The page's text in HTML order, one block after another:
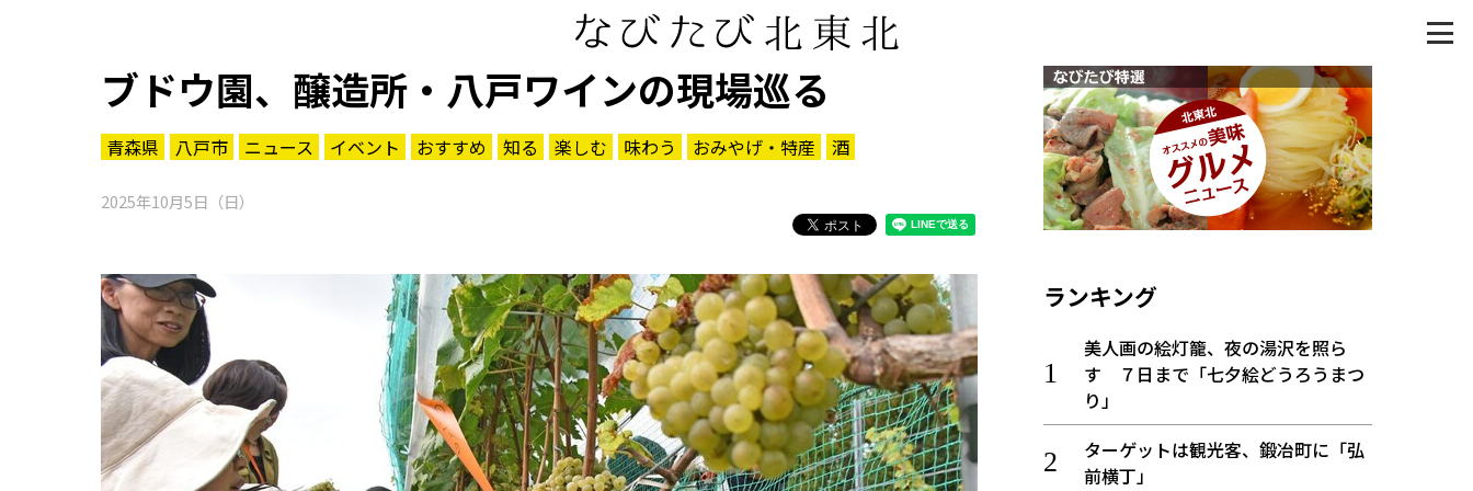
ブドウ園、醸造所・八戸ワインの現場巡る
青森県 八戸市 ニュース イベント おすすめ 知る 楽しむ 味わう おみやげ・特産 酒
2025年10月5日（日）
ランキング
美人画の絵灯籠、夜の湯沢を照ら
す ７日まで「七夕絵どうろうまつ
り」
ターゲットは観光客、鍛冶町に「弘
前横丁」
パワースポット